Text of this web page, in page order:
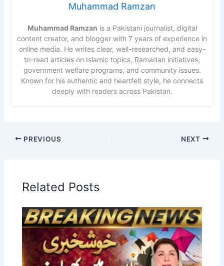
Muhammad Ramzan
Muhammad Ramzan is a Pakistani journalist, digital
content creator, and blogger with 7 years of experience in
online media. He writes clear, well-researched, and easy-
to-read articles on Islamic topics, Ramadan initiatives,
government welfare programs, and community issues.
Known for his authentic and heartfelt style, he connects
deeply with readers across Pakistan.
PREVIOUS NEXT
Related Posts